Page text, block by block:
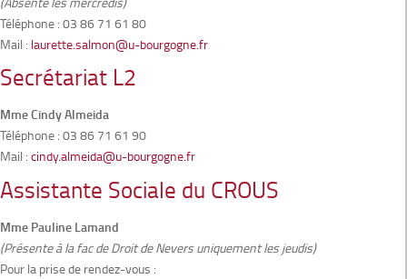
Téléphone : 03 86 71 61 80
Mail : laurette.salmon@u-bourgogne.fr
Secrétariat L2
Mme Cindy Almeida
Téléphone : 03 86 71 61 90
Mail : cindy.almeida@u-bourgogne.fr
Assistante Sociale du CROUS
Mme Pauline Lamand
(Présente à la fac de Droit de Nevers uniquement les jeudis)
Pour la prise de rendez-vous :